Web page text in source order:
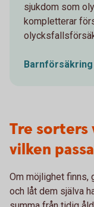
sjukdom som
kompletterar
Barnförsäkring
Tre sorters
vilken
Om möjlighet finns,
och låt dem själva